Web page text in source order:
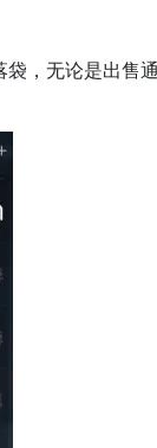
，无论是出售